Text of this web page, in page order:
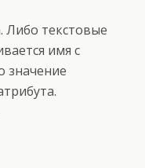
Либо текстовые
имя с
значение